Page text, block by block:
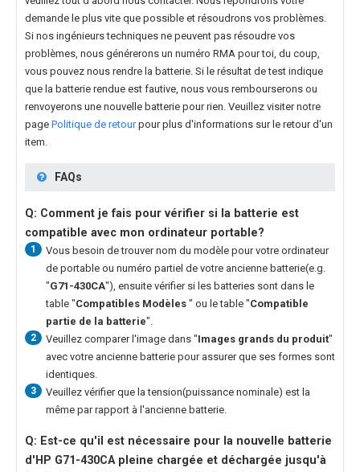
demande le plus vite que possible et résoudrons vos problèmes.
Si nos ingénieurs techniques ne peuvent pas résoudre vos
problèmes, nous générerons un numéro RMA pour toi, du coup,
vous pouvez nous rendre la batterie. Si le résultat de test indique
que la batterie rendue est fautive, nous vous rembourserons ou
renvoyerons une nouvelle batterie pour rien. Veuillez visiter notre
page Politique de retourpour plus d'informations sur le retour d'un
item.
FAQs
Q: Comment je fais pour vérifier si la batterie est
compatible avec mon ordinateur portable?
1
Vous besoin de trouver nom du modèle pour votre ordinateur
de portable ou numéro partiel de votre ancienne batterie(e.g.
"G71-430CA"), ensuite vérifier si les batteries sont dans le
table "Compatibles Modèles " ou le table "Compatible
partie de la batterie".
2 Veuillez comparer l'image dans "Images grands du produit"
avec votre ancienne batterie pour assurer que ses formes sont
identiques.
3
Veuillez vérifier que la tension(puissance nominale) est la
même par rapport à l'ancienne batterie.
Q: Est-ce qu'il est nécessaire pour la nouvelle batterie
d'HP G71-430CA pleine chargée et déchargée jusqu'à